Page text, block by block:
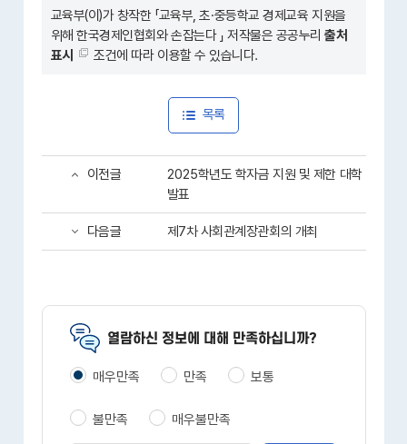
교육부(이)가 창작한 「교육부, 초·중등학교 경제교육 지원을
위해 한국경제인협회와 손잡는다 」 저작물은 공공누리출처
표시
조건에 따라 이용할 수 있습니다.
목록
이전글
2025학년도 학자금 지원 및 제한 대학
발표
다음글 제7차 사회관계장관회의 개최
열람하신 정보에 대해 만족하십니까?
매우만족 만족 보통
불만족 매우불만족